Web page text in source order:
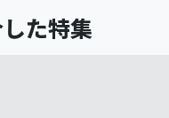
た特集